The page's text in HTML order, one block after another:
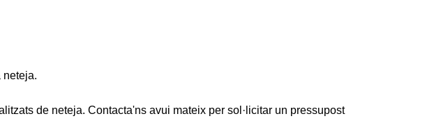
neteja.
de neteja. Contacta'ns avui mateix per sol·licitar un pressupost